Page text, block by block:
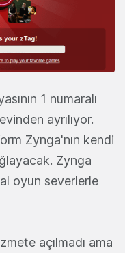
1 numaralı
ayrılıyor.
Zynga'nın kendi
Zynga
oyun severlerle
açılmadı ama